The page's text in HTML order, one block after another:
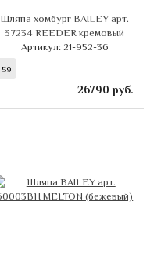
Шляпа хомбург BAILEY арт.
37234 REEDER кремовый
Артикул: 21-952-36
59
26790 руб.